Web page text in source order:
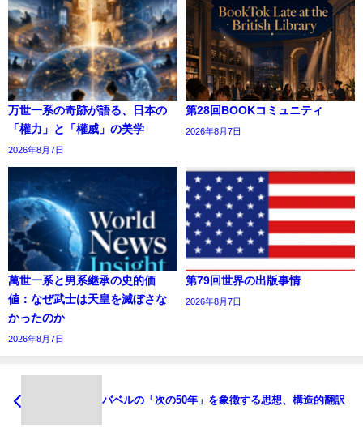
万世一系の奇跡が語る、日本の
「權力」と「權威」の美学
2026年8月7日
第28回BOOKコミュニティ
2026年8月7日
萬世一系と男系継承の史的価
値：なぜ武士は天皇を滅ぼさな
かったのか
2026年8月7日
第79回世界の出版事情
2026年8月7日
バベルの「次の50年」を象徴する思想、構造的翻訳